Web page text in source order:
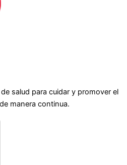
salud para cuidar y promover el
manera continua.